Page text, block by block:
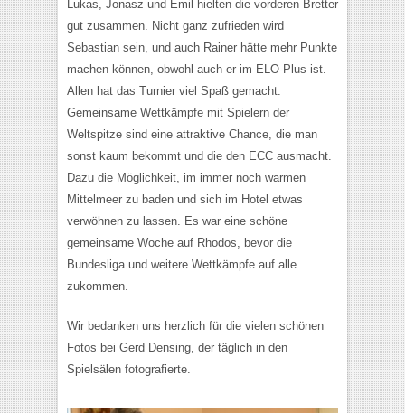
Lukas, Jonasz und Emil hielten die vorderen Bretter
gut zusammen. Nicht ganz zufrieden wird
Sebastian sein, und auch Rainer hätte mehr Punkte
machen können, obwohl auch er im ELO-Plus ist.
Allen hat das Turnier viel Spaß gemacht.
Gemeinsame Wettkämpfe mit Spielern der
Weltspitze sind eine attraktive Chance, die man
sonst kaum bekommt und die den ECC ausmacht.
Dazu die Möglichkeit, im immer noch warmen
Mittelmeer zu baden und sich im Hotel etwas
verwöhnen zu lassen. Es war eine schöne
gemeinsame Woche auf Rhodos, bevor die
Bundesliga und weitere Wettkämpfe auf alle
zukommen.
Wir bedanken uns herzlich für die vielen schönen
Fotos bei Gerd Densing, der täglich in den
Spielsälen fotografierte.